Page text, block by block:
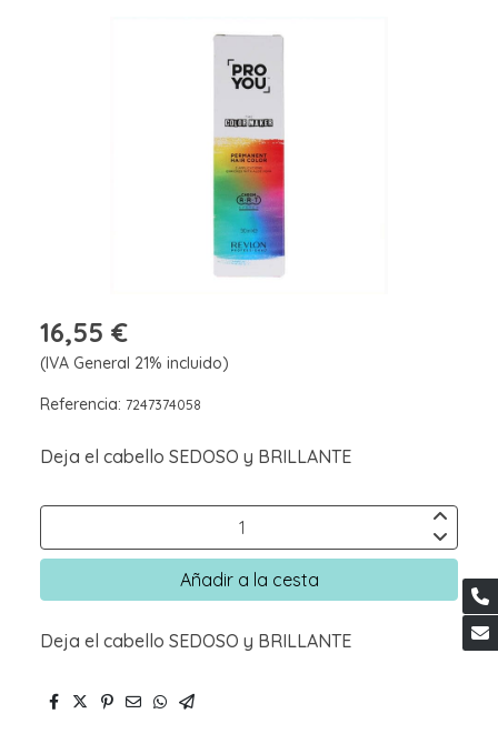
16,55 €
(IVA General 21% incluido)
Referencia: 7247374058
Deja el cabello SEDOSO y BRILLANTE
Añadir a la cesta
Deja el cabello SEDOSO y BRILLANTE